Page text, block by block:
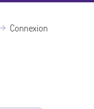
Connexion